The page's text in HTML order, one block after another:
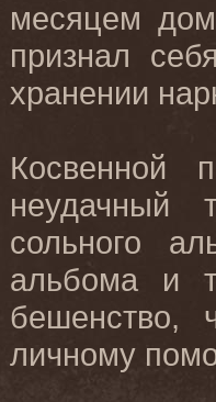
месяцем
признал
хранении
Косвенной
неудачный
сольного
альбома и
бешенство,
личному